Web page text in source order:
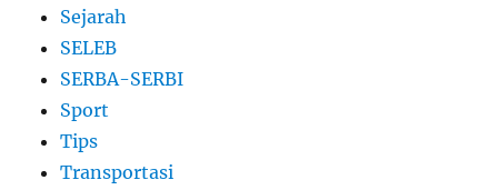
Sejarah
SELEB
SERBA-SERBI
Sport
Tips
Transportasi